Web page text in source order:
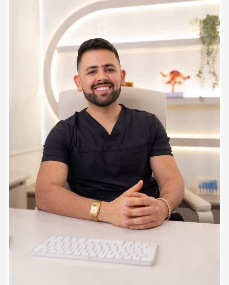
Atento a las observaciones y
explicaciones de sus pacientes
Paciente
Excelente medico explica super
bien todo y muy dedicado
Paciente